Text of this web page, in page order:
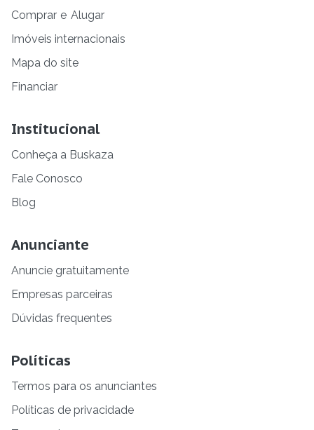
Comprar e Alugar
Imóveis internacionais
Mapa do site
Financiar
Institucional
Conheça a Buskaza
Fale Conosco
Blog
Anunciante
Anuncie gratuitamente
Empresas parceiras
Dúvidas frequentes
Políticas
Termos para os anunciantes
Políticas de privacidade